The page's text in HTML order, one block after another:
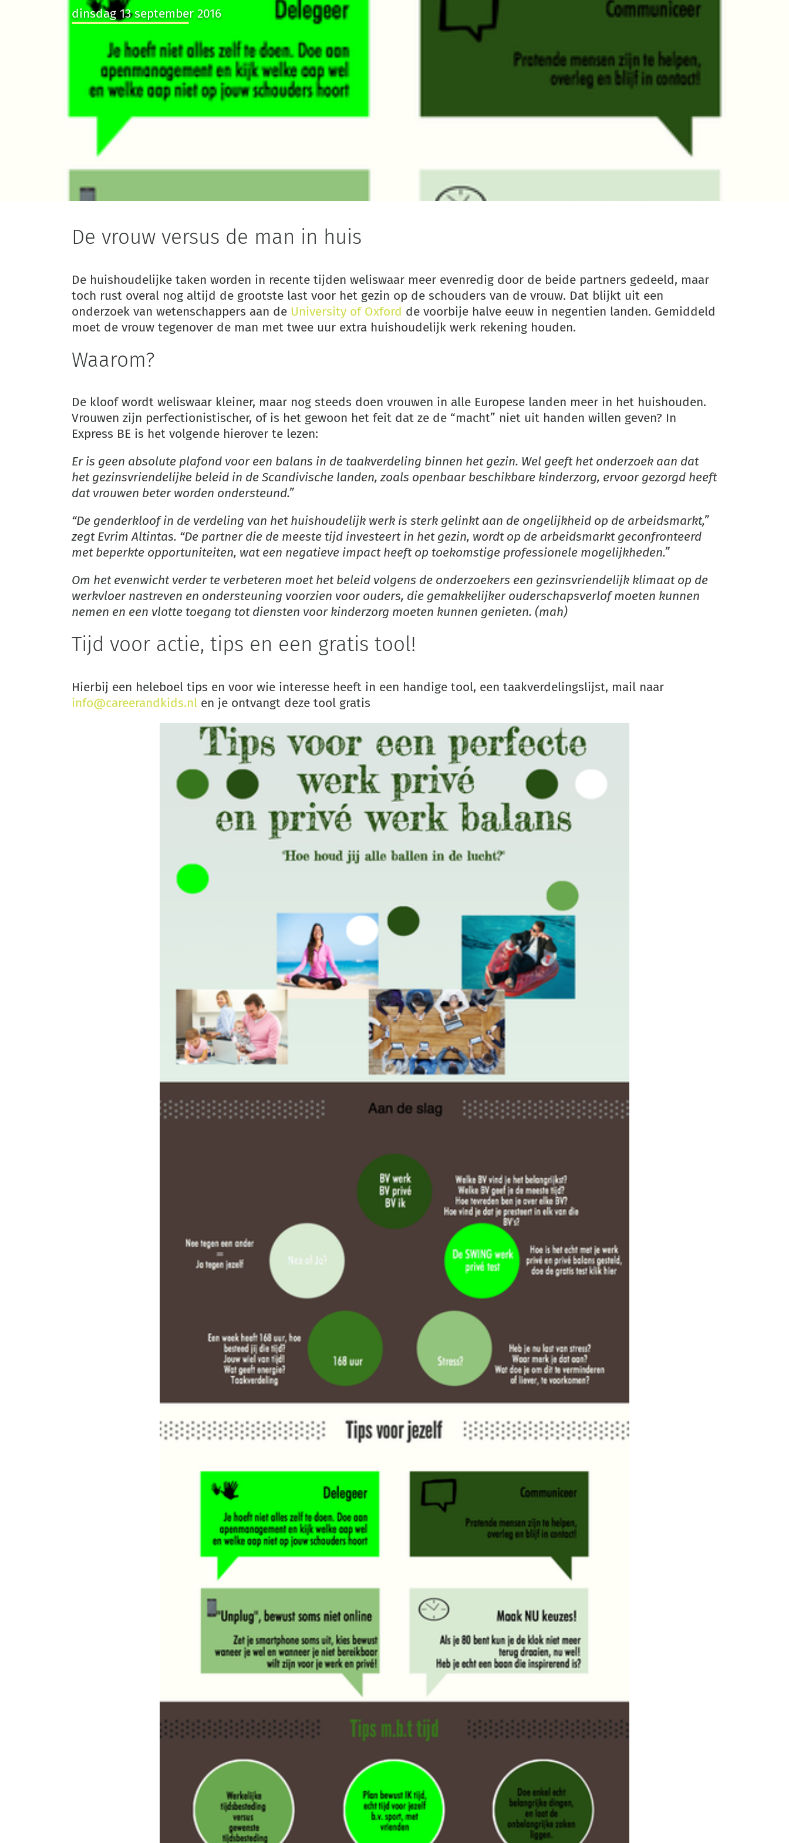
dinsdag 13 september 2016
De vrouw versus de man in huis
De huishoudelijke taken worden in recente tijden weliswaar meer evenredig door de beide partners gedeeld, maar
toch rust overal nog altijd de grootste last voor het gezin op de schouders van de vrouw. Dat blijkt uit een
onderzoek van wetenschappers aan de University of Oxford de voorbije halve eeuw in negentien landen. Gemiddeld
moet de vrouw tegenover de man met twee uur extra huishoudelijk werk rekening houden.
Waarom?
De kloof wordt weliswaar kleiner, maar nog steeds doen vrouwen in alle Europese landen meer in het huishouden.
Vrouwen zijn perfectionistischer, of is het gewoon het feit dat ze de “macht” niet uit handen willen geven? In
Express BE is het volgende hierover te lezen:
Er is geen absolute plafond voor een balans in de taakverdeling binnen het gezin. Wel geeft het onderzoek aan dat
het gezinsvriendelijke beleid in de Scandivische landen, zoals openbaar beschikbare kinderzorg, ervoor gezorgd heeft
dat vrouwen beter worden ondersteund.”
“De genderkloof in de verdeling van het huishoudelijk werk is sterk gelinkt aan de ongelijkheid op de arbeidsmarkt,”
zegt Evrim Altintas. “De partner die de meeste tijd investeert in het gezin, wordt op de arbeidsmarkt geconfronteerd
met beperkte opportuniteiten, wat een negatieve impact heeft op toekomstige professionele mogelijkheden.”
Om het evenwicht verder te verbeteren moet het beleid volgens de onderzoekers een gezinsvriendelijk klimaat op de
werkvloer nastreven en ondersteuning voorzien voor ouders, die gemakkelijker ouderschapsverlof moeten kunnen
nemen en een vlotte toegang tot diensten voor kinderzorg moeten kunnen genieten. (mah)
Tijd voor actie, tips en een gratis tool!
Hierbij een heleboel tips en voor wie interesse heeft in een handige tool, een taakverdelingslijst, mail naar
info@careerandkids.nlen je ontvangt deze tool gratis